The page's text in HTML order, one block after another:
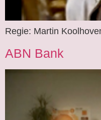
Regie: Martin
ABN Bank